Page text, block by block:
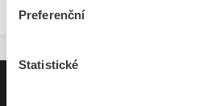
Preferenční
Statistické